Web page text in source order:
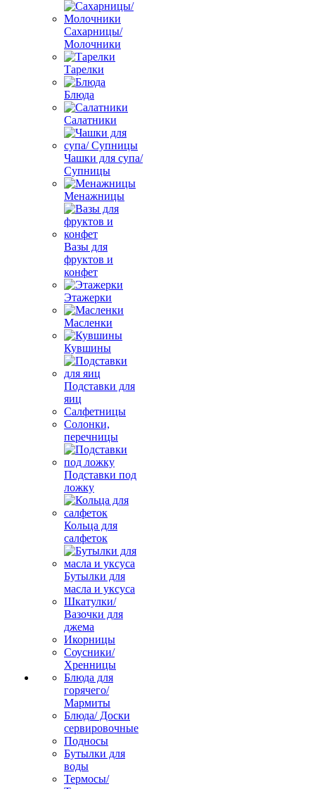
Сахарницы/
Молочники
Тарелки
Блюда
Салатники
Чашки для супа/
Супницы
Менажницы
Вазы для
фруктов и
конфет
Этажерки
Масленки
Кувшины
Подставки для
яиц
Салфетницы
Солонки,
перечницы
Подставки под
ложку
Кольца для
салфеток
Бутылки для
масла и уксуса
Шкатулки/
Вазочки для
джема
Икорницы
Соусники/
Хренницы
Блюда для
горячего/
Мармиты
Блюда/ Доски
сервировочные
Подносы
Бутылки для
воды
Термосы/